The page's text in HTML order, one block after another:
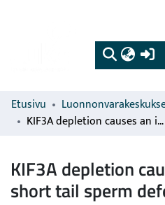
Etusivu
KIF3A depletion causes an immotile short tail sperm defect in mice
KIF3A depletion
short tail sperm